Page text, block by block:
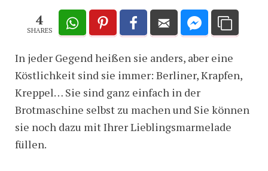
4
SHARES
In jeder Gegend heißen sie anders, aber eine
Köstlichkeit sind sie immer: Berliner, Krapfen,
Kreppel… Sie sind ganz einfach in der
Brotmaschine selbst zu machen und Sie können
sie noch dazu mit Ihrer Lieblingsmarmelade
füllen.